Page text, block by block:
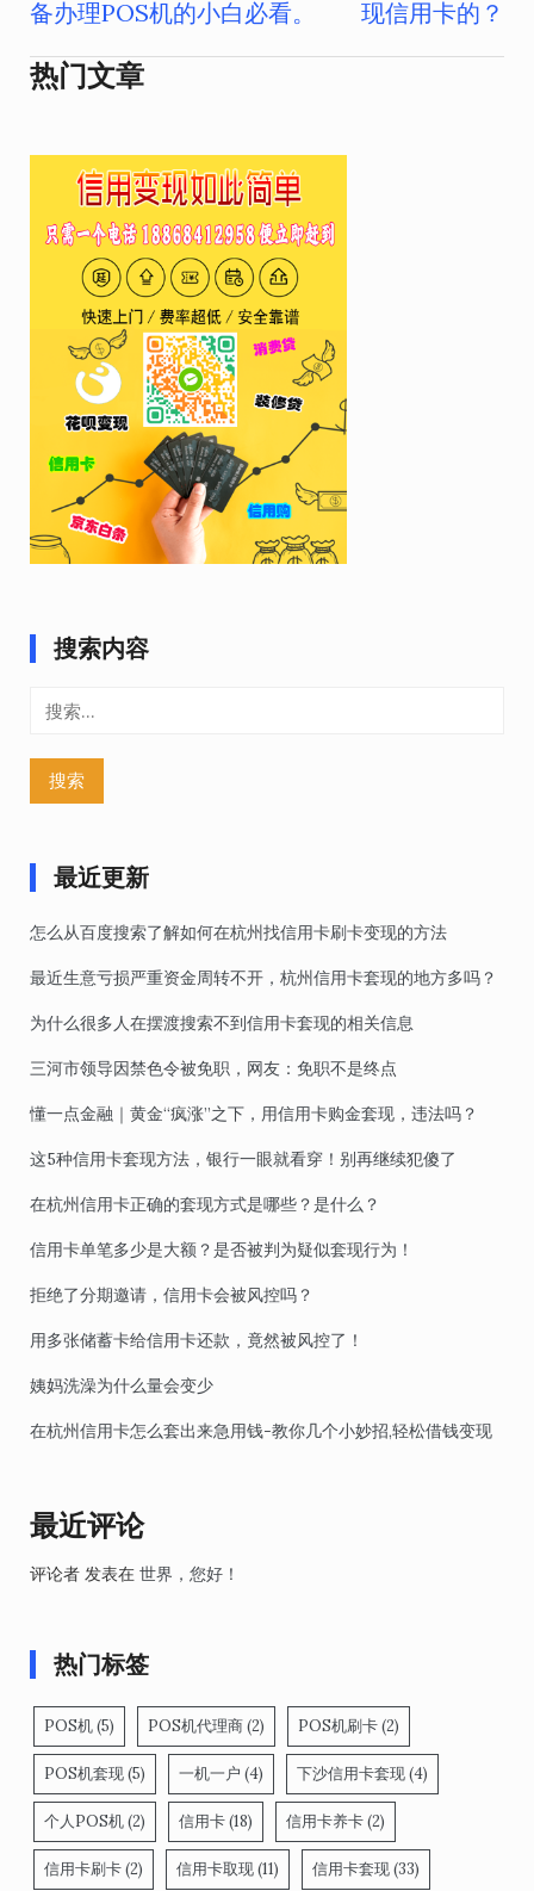
航
备办理POS机的小白必看。 现信用卡的？
热门文章
搜索内容
最近更新
怎么从百度搜索了解如何在杭州找信用卡刷卡变现的方法
最近生意亏损严重资金周转不开，杭州信用卡套现的地方多吗？
为什么很多人在摆渡搜索不到信用卡套现的相关信息
三河市领导因禁色令被免职，网友：免职不是终点
懂一点金融｜黄金“疯涨”之下，用信用卡购金套现，违法吗？
这5种信用卡套现方法，银行一眼就看穿！别再继续犯傻了
在杭州信用卡正确的套现方式是哪些？是什么？
信用卡单笔多少是大额？是否被判为疑似套现行为！
拒绝了分期邀请，信用卡会被风控吗？
用多张储蓄卡给信用卡还款，竟然被风控了！
姨妈洗澡为什么量会变少
在杭州信用卡怎么套出来急用钱-教你几个小妙招,轻松借钱变现
最近评论
评论者 发表在 世界，您好！
热门标签
POS机(5) POS机代理商(2) POS机刷卡(2)
POS机套现(5) 一机一户 (4) 下沙信用卡套现(4)
个人POS机(2) 信用卡(18) 信用卡养卡(2)
信用卡刷卡(2) 信用卡取现(11) 信用卡套现(33)